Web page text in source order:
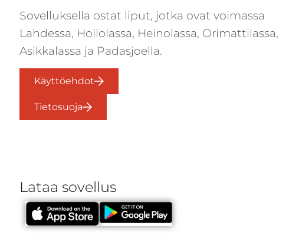
Sovelluksella ostat liput, jotka ovat voimassa
Lahdessa, Hollolassa, Heinolassa, Orimattilassa,
Asikkalassa ja Padasjoella.
Käyttöehdot
Tietosuoja
Lataa sovellus